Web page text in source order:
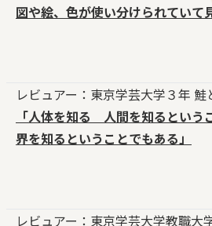
図や絵、色が使い分けられていて
レビュアー：東京学芸大学３年 鮭
「人体を知る 人間を知るという
界を知るということでもある」
レビュアー：東京学芸大学教職大